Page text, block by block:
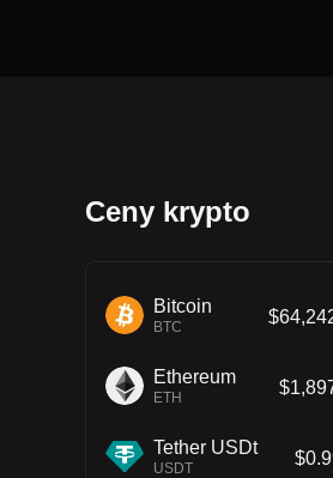
Ceny krypto
Bitcoin
BTC
Ethereum
ETH
Tether USDt
USDT